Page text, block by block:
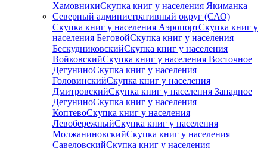
ХамовникиСкупка книг у населения Якиманка
Северный административный округ (САО)
Скупка книг у населения АэропортСкупка книг у
населения БеговойСкупка книг у населения
БескудниковскийСкупка книг у населения
ВойковскийСкупка книг у населения Восточное
ДегуниноСкупка книг у населения
ГоловинскийСкупка книг у населения
ДмитровскийСкупка книг у населения Западное
ДегуниноСкупка книг у населения
КоптевоСкупка книг у населения
ЛевобережныйСкупка книг у населения
МолжаниновскийСкупка книг у населения
СавеловскийСкупка книг у населения